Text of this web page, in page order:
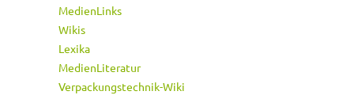
MedienLinks
Wikis
Lexika
MedienLiteratur
Verpackungstechnik-Wiki